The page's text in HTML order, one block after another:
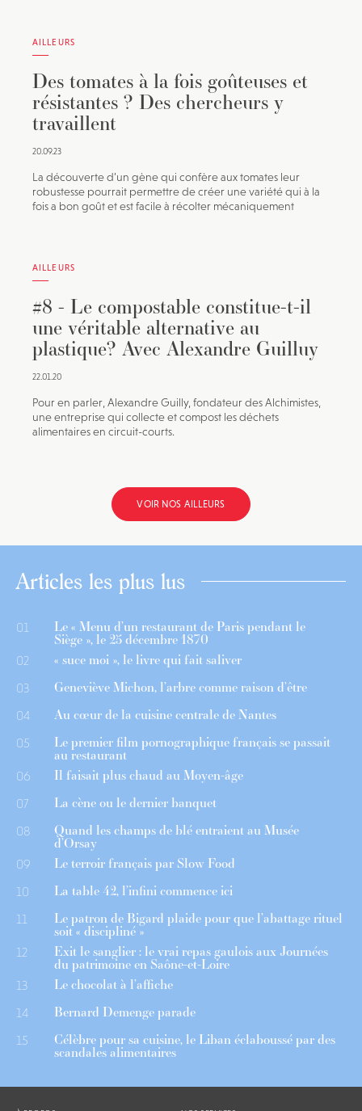
AILLEURS
Des tomates à la fois goûteuses et
résistantes ? Des chercheurs y
travaillent
20.09.23
La découverte d’un gène qui confère aux tomates leur
robustesse pourrait permettre de créer une variété qui à la
fois a bon goût et est facile à récolter mécaniquement
AILLEURS
#8 - Le compostable constitue-t-il
une véritable alternative au
plastique? Avec Alexandre Guilluy
22.01.20
Pour en parler, Alexandre Guilly, fondateur des Alchimistes,
une entreprise qui collecte et compost les déchets
alimentaires en circuit-courts.
VOIR NOS AILLEURS
Articles les plus lus
01 Le « Menu d’un restaurant de Paris pendant le
Siège », le 25 décembre 1870
02 « suce moi », le livre qui fait saliver
03 Geneviève Michon, l’arbre comme raison d’être
04 Au cœur de la cuisine centrale de Nantes
05 Le premier film pornographique français se passait
au restaurant
06 Il faisait plus chaud au Moyen-âge
07 La cène ou le dernier banquet
08 Quand les champs de blé entraient au Musée
d’Orsay
09 Le terroir français par Slow Food
10 La table 42, l’infini commence ici
11 Le patron de Bigard plaide pour que l’abattage rituel
soit « discipliné »
12 Exit le sanglier : le vrai repas gaulois aux Journées
du patrimoine en Saône-et-Loire
13 Le chocolat à l’affiche
14 Bernard Demenge parade
15 Célèbre pour sa cuisine, le Liban éclaboussé par des
scandales alimentaires